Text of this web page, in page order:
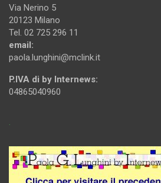
Via Nerino 5
20123 Milano
Tel. 02 725 296 11
email:
paola.lunghini@mclink.it
P.IVA di by Internews:
04865040960
.